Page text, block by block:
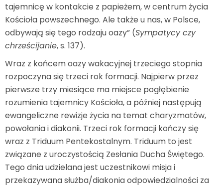
tajemnicę w kontakcie z papieżem, w centrum życia
Kościoła powszechnego. Ale także u nas, w Polsce,
odbywają się tego rodzaju oazy” (Sympatycy czy
chrześcijanie, s. 137).
Wraz z końcem oazy wakacyjnej trzeciego stopnia
rozpoczyna się trzeci rok formacji. Najpierw przez
pierwsze trzy miesiące ma miejsce pogłębienie
rozumienia tajemnicy Kościoła, a później następują
ewangeliczne rewizje życia na temat charyzmatów,
powołania i diakonii. Trzeci rok formacji kończy się
wraz z Triduum Pentekostalnym. Triduum to jest
związane z uroczystością Zesłania Ducha Świętego.
Tego dnia udzielana jest uczestnikowi misja i
przekazywana służba/diakonia odpowiedzialności za